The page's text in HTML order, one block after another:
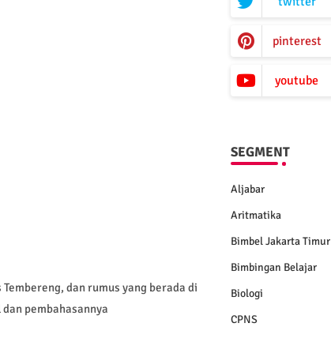
dan rumus yang berada di
pembahasannya
pinterest
youtube
SEGMENT
Aljabar
Aritmatika
Bimbel Jakarta Timur
Bimbingan Belajar
Biologi
CPNS